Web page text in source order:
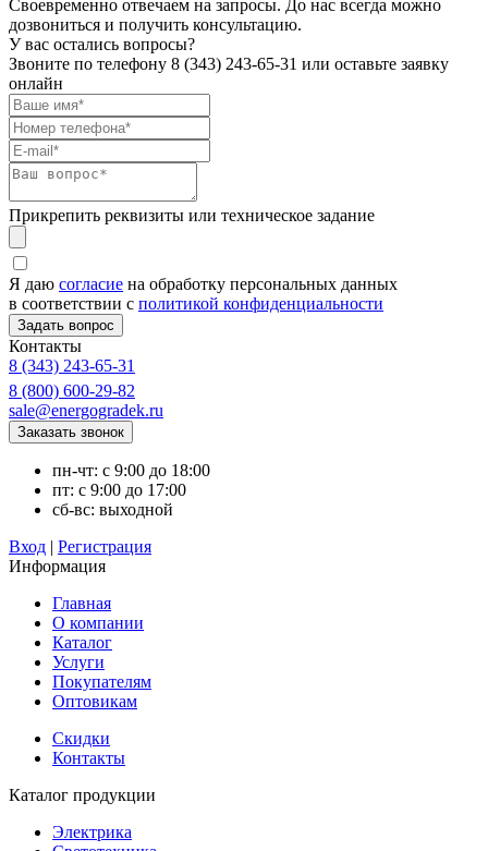
Своевременно отвечаем на запросы. До нас всегда можно
дозвониться и получить консультацию.
У вас остались вопросы?
Звоните по телефону 8 (343) 243-65-31 или оставьте заявку
онлайн
Прикрепить реквизиты или техническое задание
Я даю согласие на обработку персональных данных
в соответствии с политикой конфиденциальности
Контакты
8 (343) 243-65-31
8 (800) 600-29-82
sale@energogradek.ru
пн-чт: с 9:00 до 18:00
пт: с 9:00 до 17:00
сб-вс: выходной
Вход | Регистрация
Информация
Главная
О компании
Каталог
Услуги
Покупателям
Оптовикам
Скидки
Контакты
Каталог продукции
Электрика